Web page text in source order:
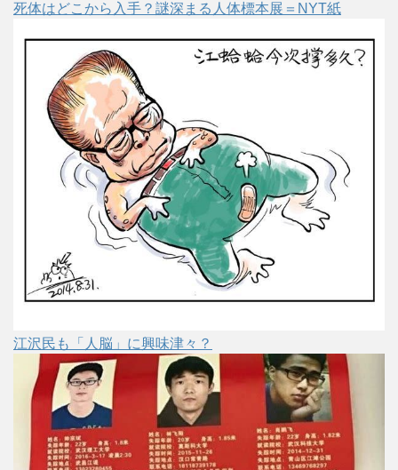
死体はどこから入手？謎深まる人体標本展＝NYT紙
江沢民も「人脳」に興味津々？